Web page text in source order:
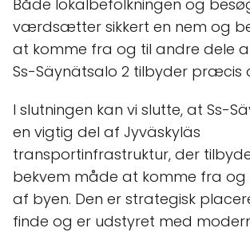
Både lokalbefolkningen og
værdsætter sikkert en nem og
at komme fra og til andre dele
Ss-Säynätsalo 2 tilbyder præcis
I slutningen kan vi slutte, at Ss-
en vigtig del af Jyväskyläs
transportinfrastruktur, der
bekvem måde at komme fra og
af byen. Den er strategisk
finde og er udstyret med